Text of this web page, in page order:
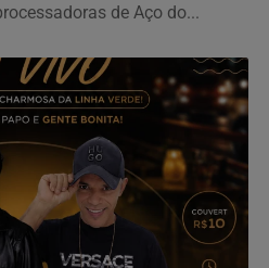
de Aço do...